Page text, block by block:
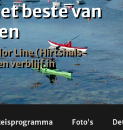
beste van
Line (Hirtshals-
verblijf in
Foto's